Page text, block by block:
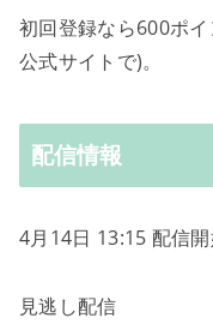
初回登録なら600ポ
公式サイトで)。
配信情報
4月14日 13:15 配信
見逃し配信